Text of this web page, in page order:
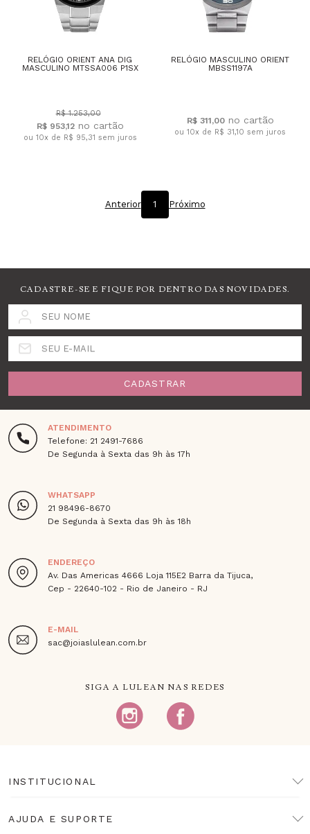
RELÓGIO ORIENT ANA DIG
MASCULINO MTSSA006 P1SX
R$ 1.253,00
R$ 953,12
ou 10x de R$ 95,31 sem juros
RELÓGIO MASCULINO ORIENT
MBSS1197A
R$ 311,00
ou 10x de R$ 31,10 sem juros
Anterior 1 Próximo
CADASTRE-SE E FIQUE POR DENTRO DAS NOVIDADES.
SEU NOME
SEU E-MAIL
CADASTRAR
ATENDIMENTO
Telefone: 21 2491-7686
De Segunda à Sexta das 9h às 17h
WHATSAPP
21 98496-8670
De Segunda à Sexta das 9h às 18h
ENDEREÇO
Av. Das Americas 4666 Loja 115E2 Barra da Tijuca,
Cep - 22640-102 - Rio de Janeiro - RJ
E-MAIL
sac@joiaslulean.com.br
SIGA A LULEAN NAS REDES
INSTITUCIONAL
AJUDA E SUPORTE